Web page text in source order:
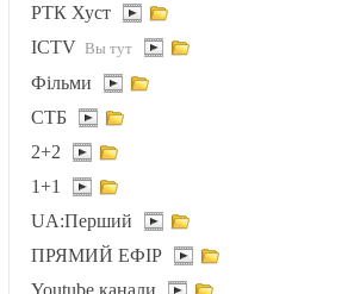
РТК Хуст
ICTV
Фільми
СТБ
2+2
1+1
UA:Перший
ПРЯМИЙ ЕФІР
Youtube канали